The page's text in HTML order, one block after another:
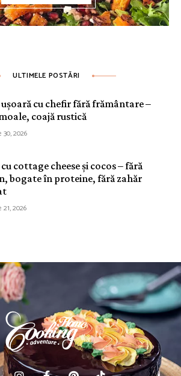
ULTIMELE POSTĂRI
ușoară cu chefir fără frământare –
coajă rustică
2026
cottage cheese și cocos – fără
bogate în proteine, fără zahăr
2026